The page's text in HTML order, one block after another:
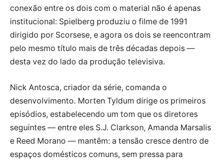
conexão entre os dois com o material não é apenas
institucional: Spielberg produziu o filme de 1991
dirigido por Scorsese, e agora os dois se reencontram
pelo mesmo título mais de três décadas depois —
desta vez do lado da produção televisiva.
Nick Antosca, criador da série, comanda o
desenvolvimento. Morten Tyldum dirige os primeiros
episódios, estabelecendo um tom que os diretores
seguintes — entre eles S.J. Clarkson, Amanda Marsalis
e Reed Morano — mantêm: a tensão cresce dentro de
espaços domésticos comuns, sem pressa para